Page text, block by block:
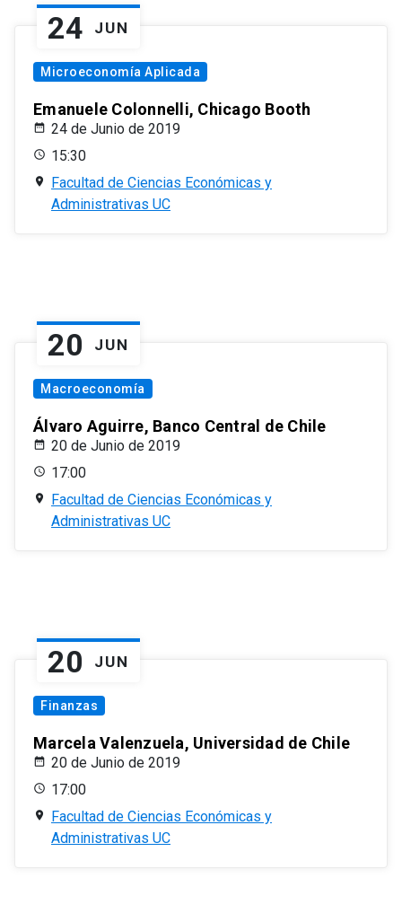
24 JUN
Microeconomía Aplicada
Emanuele Colonnelli, Chicago Booth
24 de Junio de 2019
15:30
Facultad de Ciencias Económicas y
Administrativas UC
20 JUN
Macroeconomía
Álvaro Aguirre, Banco Central de Chile
20 de Junio de 2019
17:00
Facultad de Ciencias Económicas y
Administrativas UC
20 JUN
Finanzas
Marcela Valenzuela, Universidad de Chile
20 de Junio de 2019
17:00
Facultad de Ciencias Económicas y
Administrativas UC